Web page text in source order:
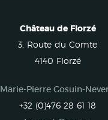
Château de Florzé
3, Route du Comte
4140 Florzé
Marie-Pierre Gosuin-
+32 (0)476 28 61 18